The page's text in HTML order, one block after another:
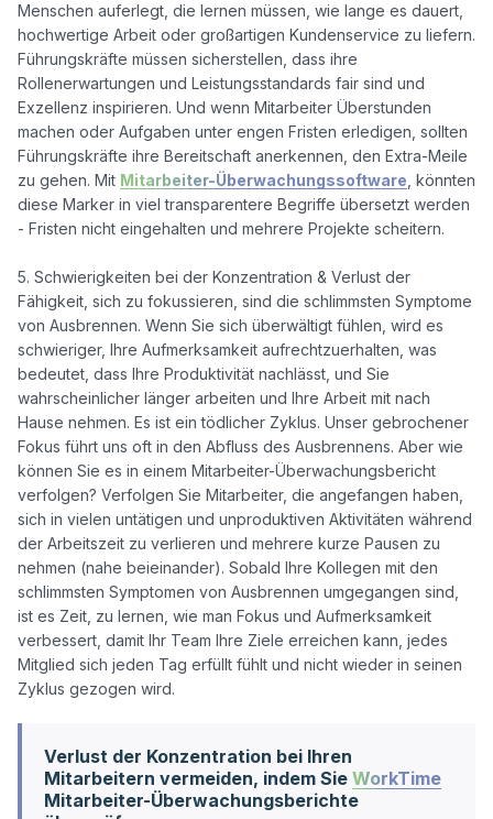
Menschen auferlegt, die lernen müssen, wie lange es dauert,
hochwertige Arbeit oder großartigen Kundenservice zu liefern.
Führungskräfte müssen sicherstellen, dass ihre
Rollenerwartungen und Leistungsstandards fair sind und
Exzellenz inspirieren. Und wenn Mitarbeiter Überstunden
machen oder Aufgaben unter engen Fristen erledigen, sollten
Führungskräfte ihre Bereitschaft anerkennen, den Extra-Meile
zu gehen. Mit Mitarbeiter-Überwachungssoftware, könnten
diese Marker in viel transparentere Begriffe übersetzt werden
- Fristen nicht eingehalten und mehrere Projekte scheitern.
5. Schwierigkeiten bei der Konzentration & Verlust der
Fähigkeit, sich zu fokussieren, sind die schlimmsten Symptome
von Ausbrennen. Wenn Sie sich überwältigt fühlen, wird es
schwieriger, Ihre Aufmerksamkeit aufrechtzuerhalten, was
bedeutet, dass Ihre Produktivität nachlässt, und Sie
wahrscheinlicher länger arbeiten und Ihre Arbeit mit nach
Hause nehmen. Es ist ein tödlicher Zyklus. Unser gebrochener
Fokus führt uns oft in den Abfluss des Ausbrennens. Aber wie
können Sie es in einem Mitarbeiter-Überwachungsbericht
verfolgen? Verfolgen Sie Mitarbeiter, die angefangen haben,
sich in vielen untätigen und unproduktiven Aktivitäten während
der Arbeitszeit zu verlieren und mehrere kurze Pausen zu
nehmen (nahe beieinander). Sobald Ihre Kollegen mit den
schlimmsten Symptomen von Ausbrennen umgegangen sind,
ist es Zeit, zu lernen, wie man Fokus und Aufmerksamkeit
verbessert, damit Ihr Team Ihre Ziele erreichen kann, jedes
Mitglied sich jeden Tag erfüllt fühlt und nicht wieder in seinen
Verlust der Konzentration bei Ihren
Mitarbeitern vermeiden, indem Sie WorkTime
Mitarbeiter-Überwachungsberichte